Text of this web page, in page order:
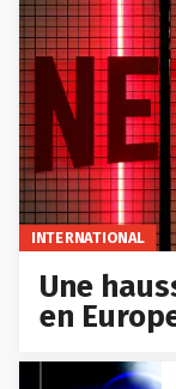
INTERNATIONAL
Une
en